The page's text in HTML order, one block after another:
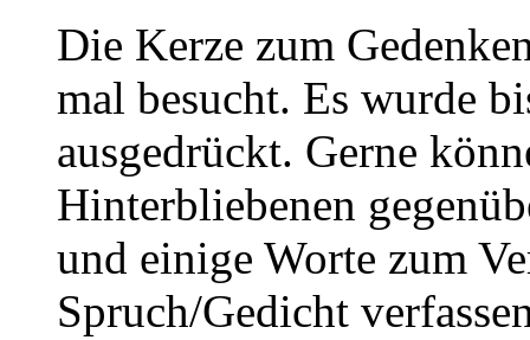
Die Kerze zum
mal besucht. Es wurde
ausgedrückt. Gerne
Hinterbliebenen
und einige Worte zum
Spruch/Gedicht